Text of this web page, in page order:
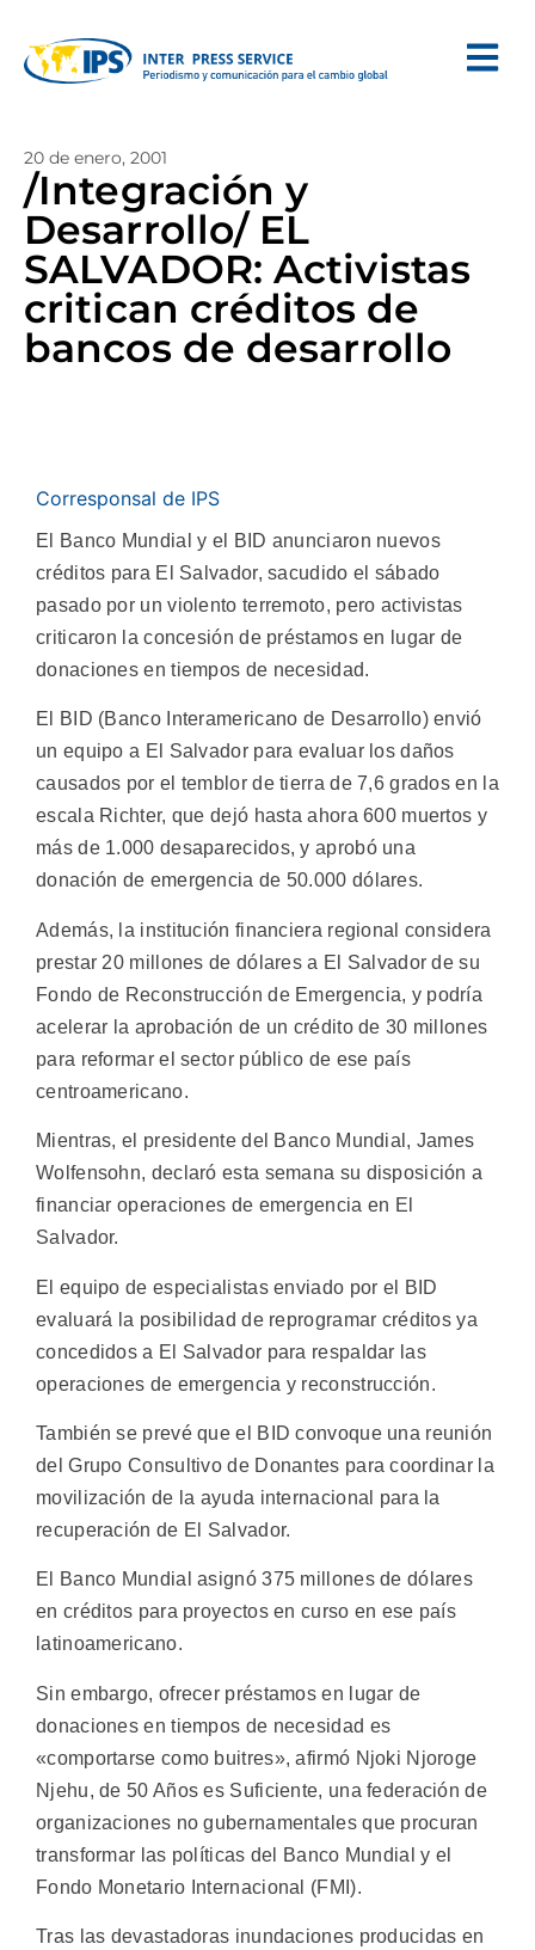
20 de enero, 2001
/Integración y
Desarrollo/ EL
SALVADOR: Activistas
critican créditos de
bancos de desarrollo
Corresponsal de IPS
El Banco Mundial y el BID anunciaron nuevos
créditos para El Salvador, sacudido el sábado
pasado por un violento terremoto, pero activistas
criticaron la concesión de préstamos en lugar de
donaciones en tiempos de necesidad.
El BID (Banco Interamericano de Desarrollo) envió
un equipo a El Salvador para evaluar los daños
causados por el temblor de tierra de 7,6 grados en la
escala Richter, que dejó hasta ahora 600 muertos y
más de 1.000 desaparecidos, y aprobó una
donación de emergencia de 50.000 dólares.
Además, la institución financiera regional considera
prestar 20 millones de dólares a El Salvador de su
Fondo de Reconstrucción de Emergencia, y podría
acelerar la aprobación de un crédito de 30 millones
para reformar el sector público de ese país
centroamericano.
Mientras, el presidente del Banco Mundial, James
Wolfensohn, declaró esta semana su disposición a
financiar operaciones de emergencia en El
Salvador.
El equipo de especialistas enviado por el BID
evaluará la posibilidad de reprogramar créditos ya
concedidos a El Salvador para respaldar las
operaciones de emergencia y reconstrucción.
También se prevé que el BID convoque una reunión
del Grupo Consultivo de Donantes para coordinar la
movilización de la ayuda internacional para la
recuperación de El Salvador.
El Banco Mundial asignó 375 millones de dólares
en créditos para proyectos en curso en ese país
latinoamericano.
Sin embargo, ofrecer préstamos en lugar de
donaciones en tiempos de necesidad es
«comportarse como buitres», afirmó Njoki Njoroge
Njehu, de 50 Años es Suficiente, una federación de
organizaciones no gubernamentales que procuran
transformar las políticas del Banco Mundial y el
Fondo Monetario Internacional (FMI).
Tras las devastadoras inundaciones producidas en